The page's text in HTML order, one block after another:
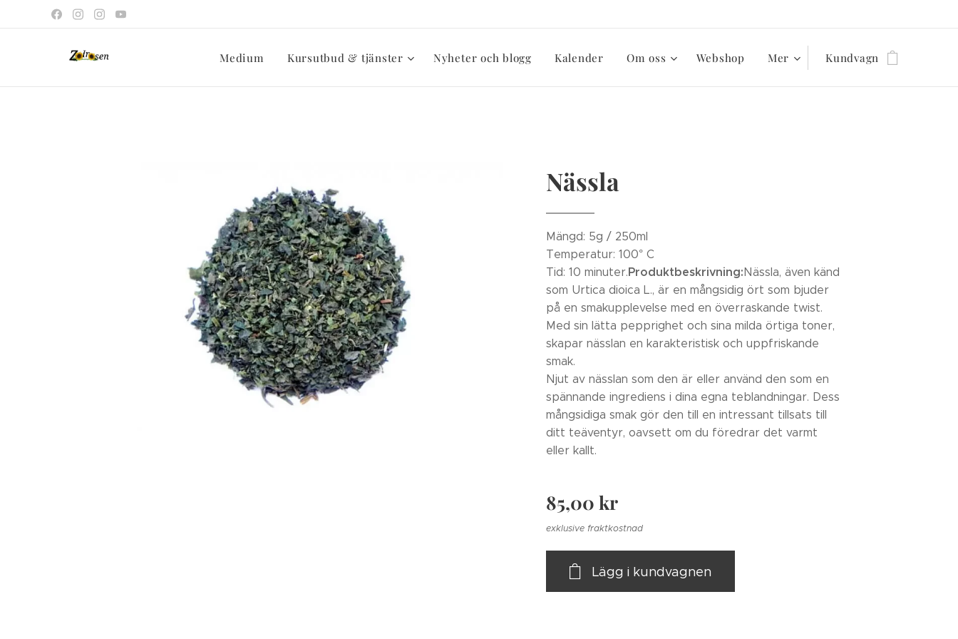
Medium Kursutbud & tjänster Nyheter och blogg Kalender Om oss Webshop Mer Kundvagn
Nässla
Mängd: 5g / 250ml
Temperatur: 100° C
Tid: 10 minuter.Produktbeskrivning:Nässla, även känd
som Urtica dioica L., är en mångsidig ört som bjuder
på en smakupplevelse med en överraskande twist.
Med sin lätta pepprighet och sina milda örtiga toner,
skapar nässlan en karakteristisk och uppfriskande
smak.
Njut av nässlan som den är eller använd den som en
spännande ingrediens i dina egna teblandningar. Dess
mångsidiga smak gör den till en intressant tillsats till
ditt teäventyr, oavsett om du föredrar det varmt
eller kallt.
85,00 kr
exklusive fraktkostnad
Lägg i kundvagnen